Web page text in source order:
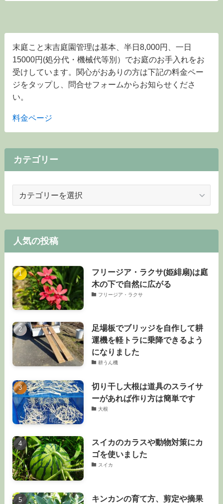
末庭こと末吉庭園管理は基本、半日8,000円、一日
15000円(処分代・機械代等別）でお庭のお手入れをお
受けしています。関心がおありの方は下記の料金ペー
ジをタップし、問合せフォームからお知らせくださ
い。
料金ページ
カテゴリー
ゴ
ー
人気の投稿
フリージア・ラクサ(姫緋扇)は庭
木の下で自然に広がる
フリージア・ラクサ
足場板でブリッジを自作して耕
運機を軽トラに乗降できるよう
になりました
耕うん機
切り干し大根は道具のスライサ
ーがあれば作り方は簡単です
大根
スイカのカラスや動物対策にカ
ゴを使いました
スイカ
キンカンの育て方、剪定や摘果